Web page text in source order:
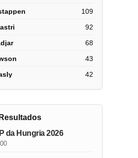
109
92
68
43
42
da Hungria 2026